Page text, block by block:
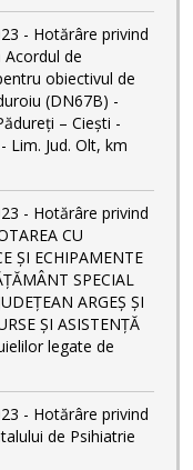
- Hotărâre privind
de
obiectivul de
(DN67B) -
– Ciești -
Lim. Jud. Olt, km
- Hotărâre privind
CU
ȘI ECHIPAMENTE
SPECIAL
ARGEȘ ȘI
ȘI ASISTENȚĂ
legate de
- Hotărâre privind
de Psihiatrie